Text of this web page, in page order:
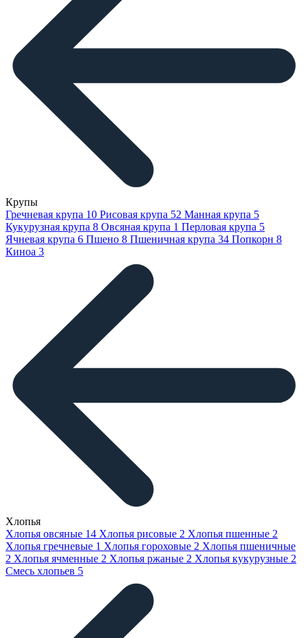
Крупы
Гречневая крупа 10 Рисовая крупа 52 Манная крупа 5
Кукурузная крупа 8 Овсяная крупа 1 Перловая крупа 5
Ячневая крупа 6 Пшено 8 Пшеничная крупа 34 Попкорн 8
Киноа 3
Хлопья
Хлопья овсяные 14 Хлопья рисовые 2 Хлопья пшенные 2
Хлопья гречневые 1 Хлопья гороховые 2 Хлопья пшеничные
2 Хлопья ячменные 2 Хлопья ржаные 2 Хлопья кукурузные 2
Смесь хлопьев 5